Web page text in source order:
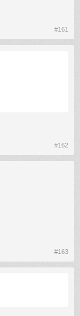
#161
#162
#163